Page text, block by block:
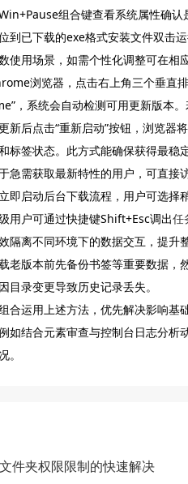
组合键查看系统属性确认
到已下载的exe格式安装文件双击
使用场景，如需个性化调整可在相
浏览器，点击右上角三个垂直
，系统会自动检测可用更新版本
新后点击“重新启动”按钮，浏览
标签状态。此方式能确保获得最稳
急需获取最新特性的用户，可直
即启动后台下载流程，用户可选择
用户可通过快捷键Shift+Esc调出任
隔离不同环境下的数据交互，提升
老版本前先备份书签等重要数据
目录变更导致历史记录丢失。
合运用上述方法，优先解决影响
如结合元素审查与控制台日志分析
。
件夹权限限制的快速解决